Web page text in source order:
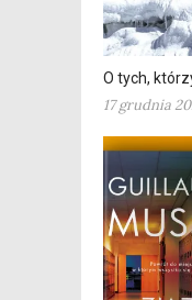
O tych,
17 grudnia